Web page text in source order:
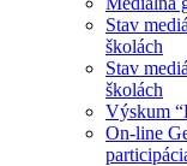
Stav
školách
Stav
školách
Výskum
On-line